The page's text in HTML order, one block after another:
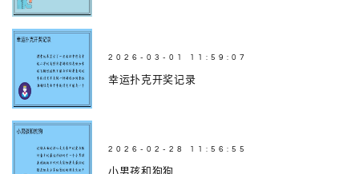
2026-03-01 11:59:07
幸运扑克开奖记录
2026-02-28 11:56:55
小男孩和狗狗